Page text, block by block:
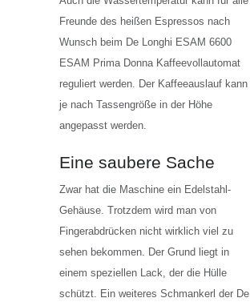
Freunde des heißen Espressos nach
Wunsch beim De Longhi ESAM 6600
ESAM Prima Donna Kaffeevollautomat
reguliert werden. Der Kaffeeauslauf kann
je nach Tassengröße in der Höhe
angepasst werden.
Eine saubere Sache
Zwar hat die Maschine ein Edelstahl-
Gehäuse. Trotzdem wird man von
Fingerabdrücken nicht wirklich viel zu
sehen bekommen. Der Grund liegt in
einem speziellen Lack, der die Hülle
schützt. Ein weiteres Schmankerl der De